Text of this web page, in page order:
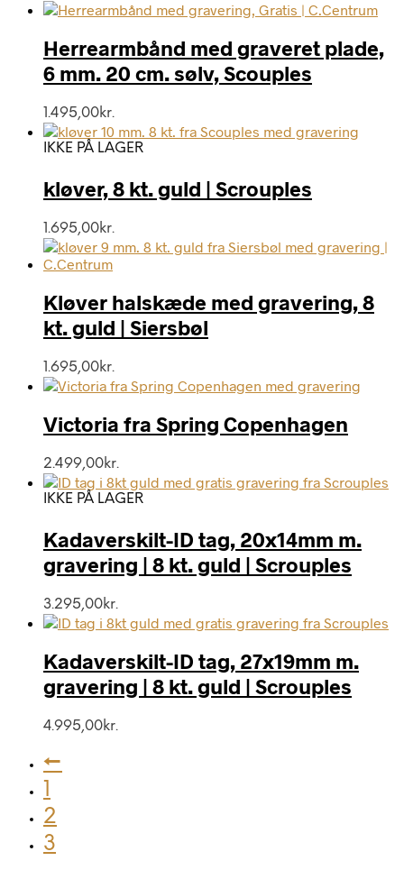
Herrearmbånd med graveret plade,
6 mm. 20 cm. sølv, Scouples
1.495,00kr.
IKKE PÅ LAGER
kløver, 8 kt. guld | Scrouples
1.695,00kr.
Kløver halskæde med gravering, 8
kt. guld | Siersbøl
1.695,00kr.
Victoria fra Spring Copenhagen
2.499,00kr.
IKKE PÅ LAGER
Kadaverskilt-ID tag, 20x14mm m.
gravering | 8 kt. guld | Scrouples
3.295,00kr.
Kadaverskilt-ID tag, 27x19mm m.
gravering | 8 kt. guld | Scrouples
4.995,00kr.
←
1
2
3